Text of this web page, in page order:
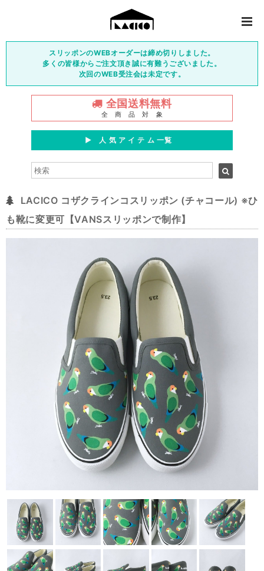
スリッポンのWEBオーダーは締め切りしました。
多くの皆様からご注文頂き誠に有難うございました。
次回のWEB受注会は未定です。
全国送料無料
全 商 品 対 象
▶︎ 人 気 ア イ テ ム 一覧
LACICO コザクラインコスリッポン (チャコール) ※ひ
も靴に変更可【VANSスリッポンで制作】